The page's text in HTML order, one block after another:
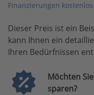
Finanzierungen
Dieser Preis ist ein
kann Ihnen ein
Ihren Bedürfnissen
Möchten
sparen?